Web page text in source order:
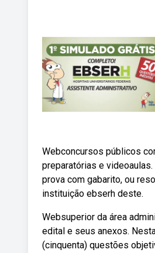
Webconcursos públicos
preparatórias e
prova com gabarito, ou
instituição ebserh deste.
Websuperior da área
edital e seus anexos.
(cinquenta) questões